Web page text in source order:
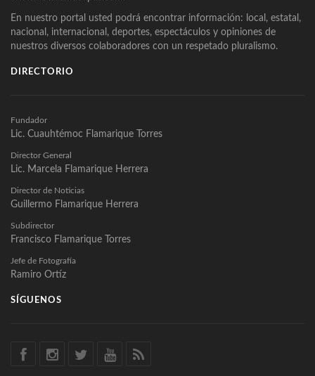
En nuestro portal usted podrá encontrar información: local, estatal,
nacional, internacional, deportes, espectáculos y opiniones de
nuestros diversos colaboradores con un respetado pluralismo.
DIRECTORIO
Fundador
Lic. Cuauhtémoc Flamarique Torres
Director General
Lic. Marcela Flamarique Herrera
Director de Noticias
Guillermo Flamarique Herrera
Subdirector
Francisco Flamarique Torres
Jefe de Fotografía
Ramiro Ortíz
SÍGUENOS